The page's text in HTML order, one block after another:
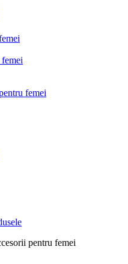
femei
pentru femei